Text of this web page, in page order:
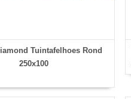
Tuintafelhoes Rond
250x100